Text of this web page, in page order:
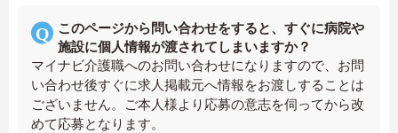
このページから問い合わせをすると、すぐに病院や
施設に個人情報が渡されてしまいますか？
マイナビ介護職へのお問い合わせになりますので、お問
い合わせ後すぐに求人掲載元へ情報をお渡しすることは
ございません。ご本人様より応募の意志を伺ってから改
めて応募となります。